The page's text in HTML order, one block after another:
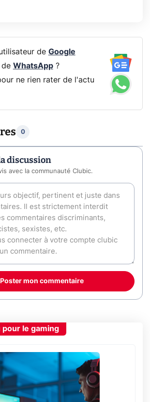
de Google
WhatsApp?
ne rien rater de l'actu
0
discussion
avec la communauté Clubic.
Poster mon commentaire
pour le gaming